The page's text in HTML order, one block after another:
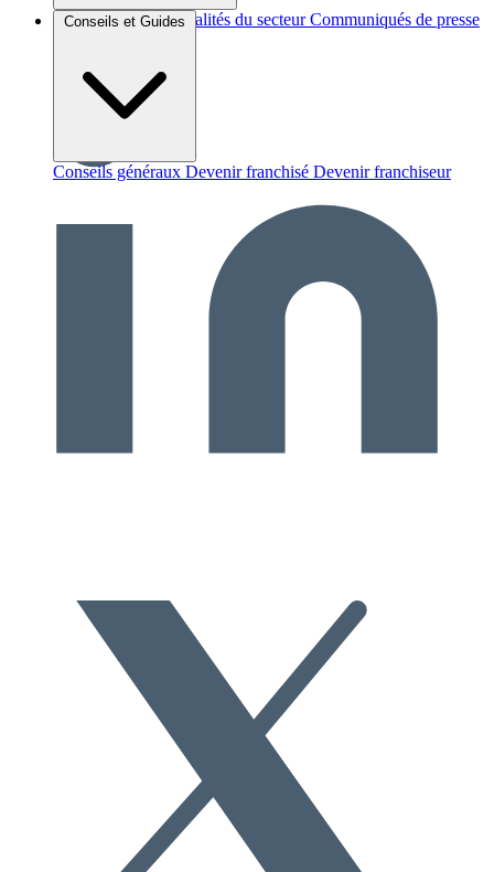
Brèves et actus Actualités du secteur Communiqués de presse
Conseils et Guides
Conseils généraux Devenir franchisé Devenir franchiseur